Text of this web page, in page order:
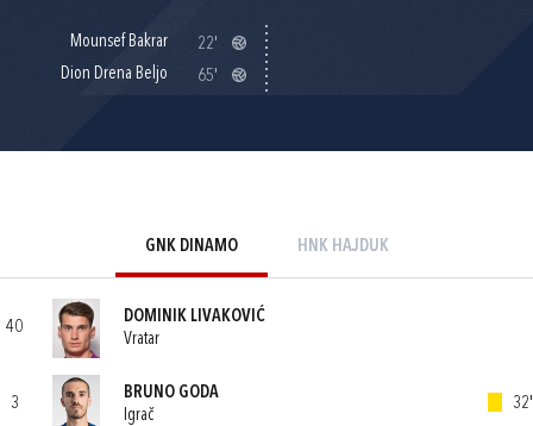
Mounsef Bakrar
22'
Dion Drena Beljo
65'
GNK DINAMO HNK HAJDUK
40
DOMINIK LIVAKOVIĆ
Vratar
3
BRUNO GODA
Igrač
32'